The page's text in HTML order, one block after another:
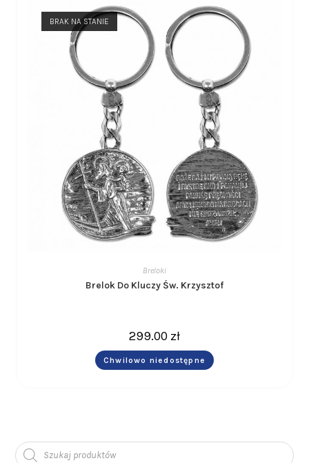
BRAK NA STANIE
Breloki
Brelok Do Kluczy Św. Krzysztof
299.00 zł
Chwilowo niedostępne